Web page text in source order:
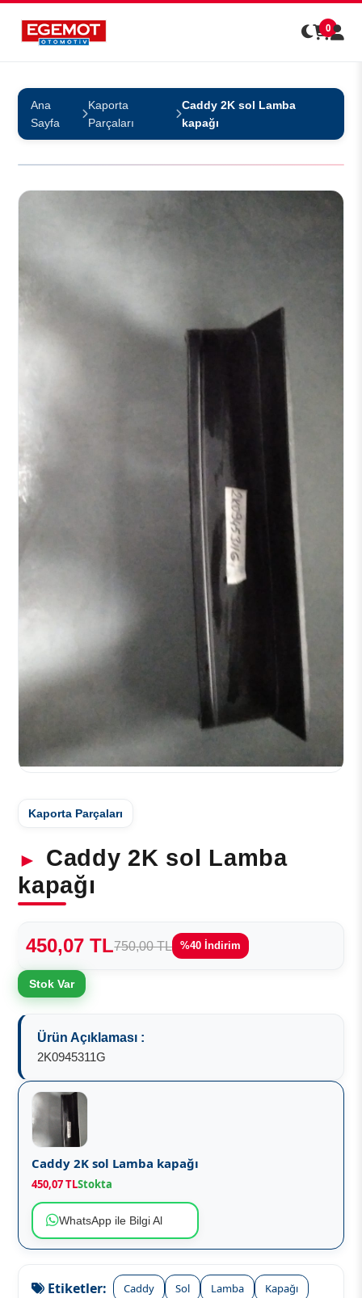
0
Ana
Sayfa
Kaporta
Parçaları
Caddy 2K sol Lamba
kapağı
Kaporta Parçaları
Caddy 2K sol Lamba
kapağı
450,07 TL750,00 TL %40 İndirim
Stok Var
Ürün Açıklaması :
2K0945311G
Caddy 2K sol Lamba kapağı
450,07 TLStokta
WhatsApp ile Bilgi Al
Etiketler: Caddy Sol Lamba Kapağı